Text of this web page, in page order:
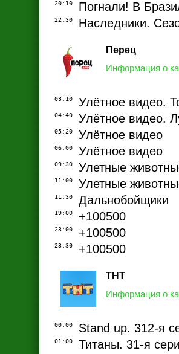
20:10 Погнали! В
22:30 Наследники.
Перец
Информация о
03:10 Улётное видео.
04:40 Улётное видео.
05:20 Улётное видео
06:00 Улётное видео
09:30 Улетные
11:00 Улетные
11:30 Дальнобойщики
19:00 +100500
23:00 +100500
23:30 +100500
ТНТ
Информация о
00:00 Stand up. 312-я
01:00 Титаны. 31-я